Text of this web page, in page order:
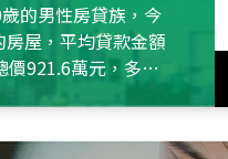
的男性房貸族，今
屋，平均貸款金額
921.6萬元，多出